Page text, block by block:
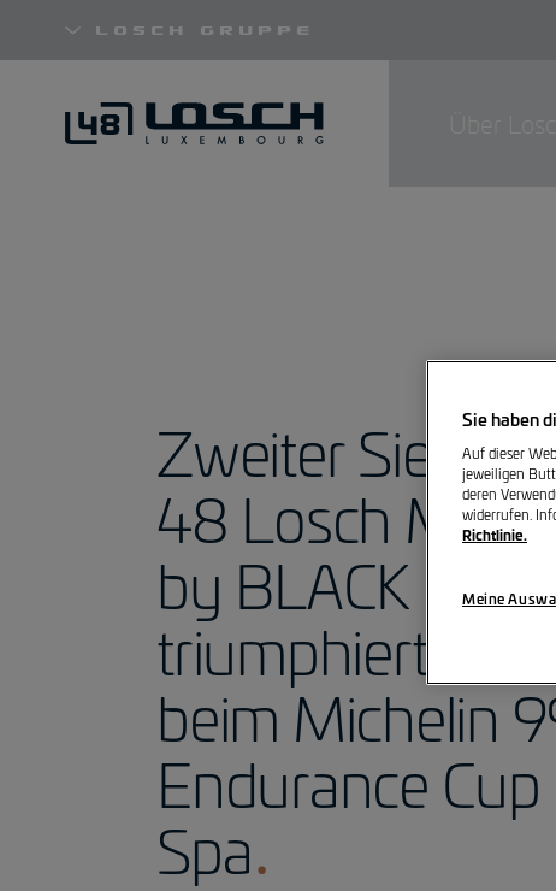
Losch Gruppe
Zweiter Sieg in
48 Losch
by BLACK
triumphiert
beim Michelin
Endurance Cup
Spa
Sie haben
Auf dieser
jeweiligen
deren
widerrufen.
Richtlinie.
Meine